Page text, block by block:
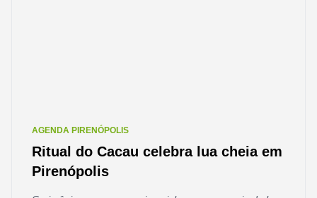
AGENDA PIRENÓPOLIS
Ritual do Cacau celebra lua cheia em
Pirenópolis